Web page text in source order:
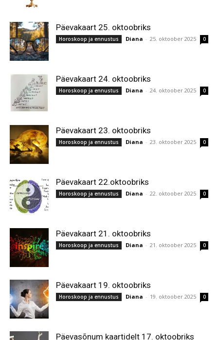
Päevakaart 25. oktoobriks
Horoskoop ja ennustus Diana - 25. oktoober 2025 0
Päevakaart 24. oktoobriks
Horoskoop ja ennustus Diana - 24. oktoober 2025 0
Päevakaart 23. oktoobriks
Horoskoop ja ennustus Diana - 23. oktoober 2025 0
Päevakaart 22.oktoobriks
Horoskoop ja ennustus Diana - 22. oktoober 2025 0
Päevakaart 21. oktoobriks
Horoskoop ja ennustus Diana - 21. oktoober 2025 0
Päevakaart 19. oktoobriks
Horoskoop ja ennustus Diana - 19. oktoober 2025 0
Päevasõnum kaartidelt 17. oktoobriks